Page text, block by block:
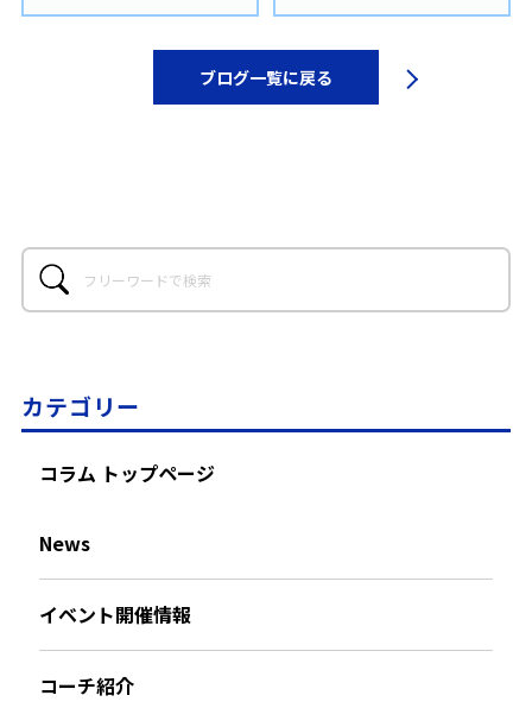
ブログ一覧に戻る
カテゴリー
コラム トップページ
News
イベント開催情報
コーチ紹介